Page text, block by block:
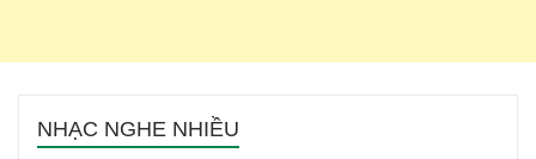
NHẠC NGHE NHIỀU